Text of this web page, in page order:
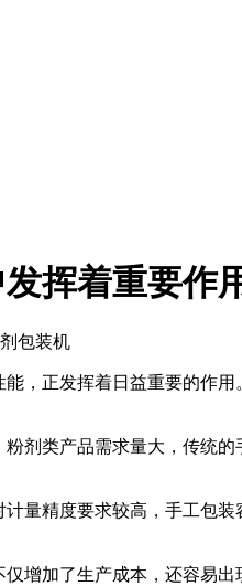
挥着重要作
包装机
能，正发挥着日益重要的作
类产品需求量大，传统
精度要求较高，手工包
加了生产成本，还容易